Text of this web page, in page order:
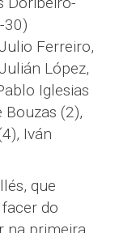
30)
Ferreiro,
López,
Iglesias
(2),
Iván
que
do